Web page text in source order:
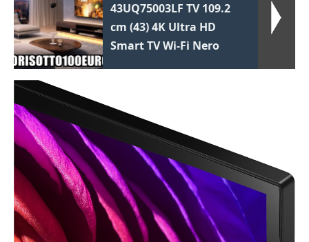
43UQ75003LF TV 109.2
cm (43) 4K Ultra HD
Smart TV Wi-Fi Nero